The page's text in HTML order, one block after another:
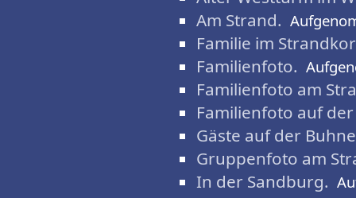
Am Strand.
Familie im
Familienfoto.
Familienfoto am
Familienfoto auf
Gäste auf der
Gruppenfoto am
In der Sandburg.